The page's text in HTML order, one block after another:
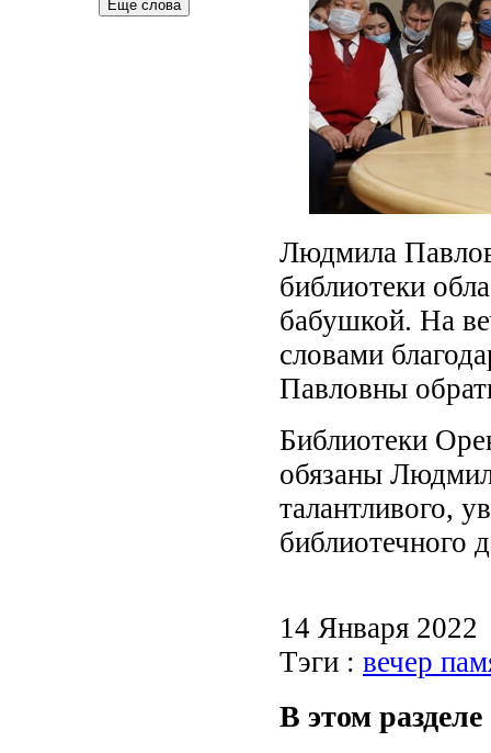
Еще слова
Людмила
библиотеки
бабушкой. На
словами
Павловны
Библиотеки
обязаны
талантливого,
библиотечного
14 Января
Тэги : вечер
В этом разделе